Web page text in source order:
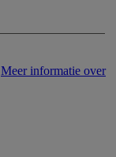
Meer informatie over